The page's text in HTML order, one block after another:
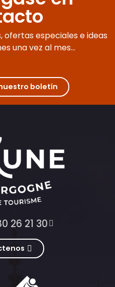
ofertas especiales e ideas
una vez al mes...
boletín
26 21 30